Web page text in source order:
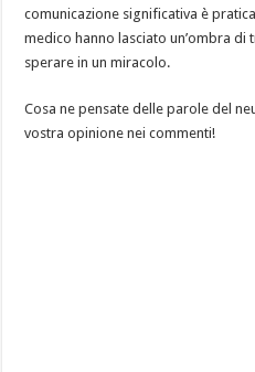
comunicazione significativa è
medico hanno lasciato un’ombra di
sperare in un miracolo.
Cosa ne pensate delle parole del
vostra opinione nei commenti!